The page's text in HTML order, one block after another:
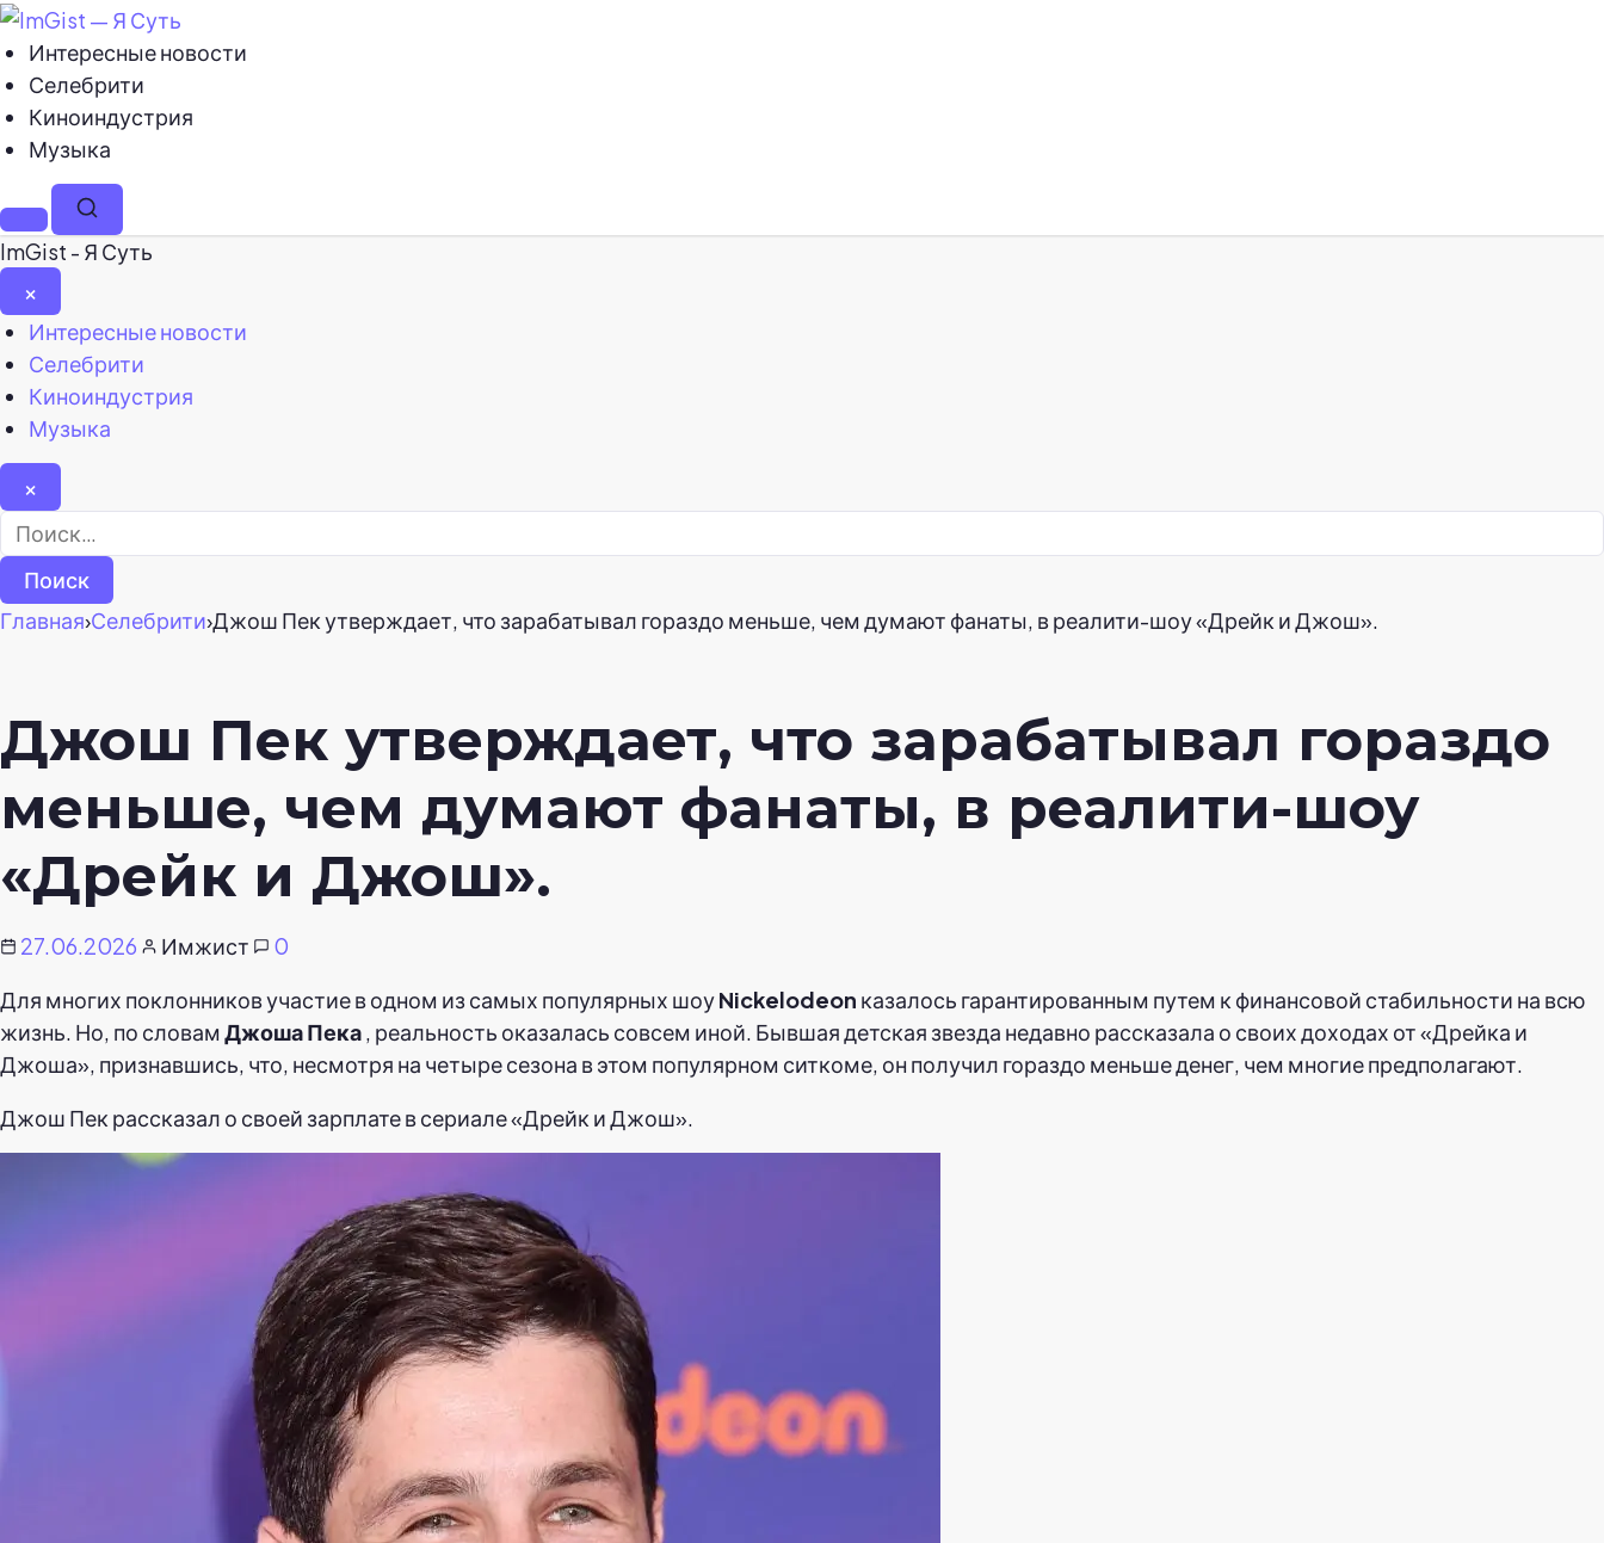
Интересные новости
Селебрити
Киноиндустрия
Музыка
МенюПоиск
ImGist - Я Суть
×
Закрыть
меню
Интересные новости
Селебрити
Киноиндустрия
Музыка
×
Найти:
Главная›Селебрити›Джош Пек утверждает, что зарабатывал гораздо меньше, чем думают фанаты, в реалити-шоу «Дрейк и Джош».
Джош Пек утверждает, что зарабатывал гораздо
меньше, чем думают фанаты, в реалити-шоу
«Дрейк и Джош».
27.06.2026 Имжист
0
Для многих поклонников участие в одном из самых популярных шоуNickelodeon казалось гарантированным путем к финансовой стабильности на всю
жизнь. Но, по словамДжоша Пека, реальность оказалась совсем иной. Бывшая детская звезда недавно рассказала о своих доходах от «Дрейка и
Джоша», признавшись, что, несмотря на четыре сезона в этом популярном ситкоме, он получил гораздо меньше денег, чем многие предполагают.
Джош Пек рассказал о своей зарплате в сериале «Дрейк и Джош».